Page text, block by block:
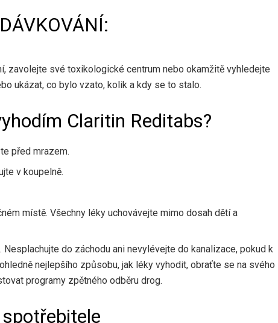
zavolejte své toxikologické centrum nebo okamžitě vyhledejte
ukázat, co bylo vzato, kolik a kdy se to stalo.
Claritin Reditabs?
před mrazem.
v koupelně.
místě. Všechny léky uchovávejte mimo dosah dětí a
do záchodu ani nevylévejte do kanalizace, pokud k
nejlepšího způsobu, jak léky vyhodit, obraťte se na svého
programy zpětného odběru drog.